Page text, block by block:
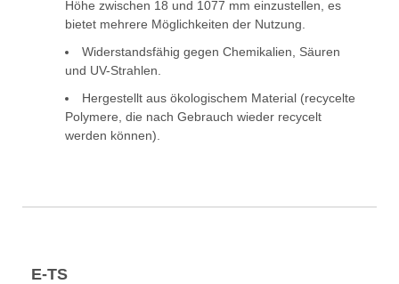
Höhe zwischen 18 und 1077 mm einzustellen, es
bietet mehrere Möglichkeiten der Nutzung.
Widerstandsfähig gegen Chemikalien, Säuren
und UV-Strahlen.
Hergestellt aus ökologischem Material (recycelte
Polymere, die nach Gebrauch wieder recycelt
werden können).
E-TS